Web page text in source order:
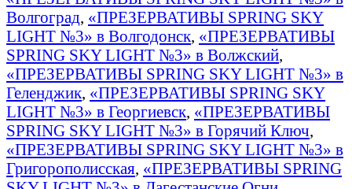
Волгоград, «ПРЕЗЕРВАТИВЫ SPRING SKY
LIGHT №3» в Волгодонск, «ПРЕЗЕРВАТИВЫ
SPRING SKY LIGHT №3» в Волжский,
«ПРЕЗЕРВАТИВЫ SPRING SKY LIGHT №3» в
Геленджик, «ПРЕЗЕРВАТИВЫ SPRING SKY
LIGHT №3» в Георгиевск, «ПРЕЗЕРВАТИВЫ
SPRING SKY LIGHT №3» в Горячий Ключ,
«ПРЕЗЕРВАТИВЫ SPRING SKY LIGHT №3» в
Григорополисская, «ПРЕЗЕРВАТИВЫ SPRING